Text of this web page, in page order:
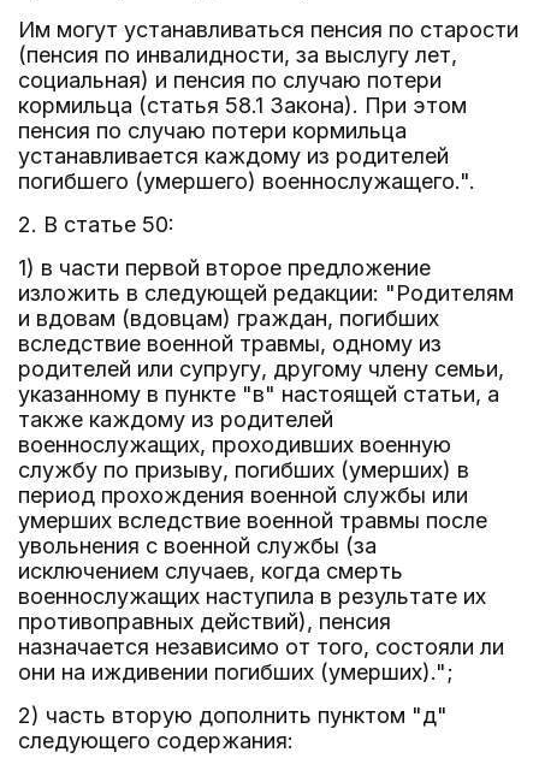
Им могут устанавливаться пенсия по старости
(пенсия по инвалидности, за выслугу лет,
социальная) и пенсия по случаю потери
кормильца (статья 58.1 Закона). При этом
пенсия по случаю потери кормильца
устанавливается каждому из родителей
погибшего (умершего) военнослужащего.".
2. В статье 50:
1) в части первой второе предложение
изложить в следующей редакции: "Родителям
и вдовам (вдовцам) граждан, погибших
вследствие военной травмы, одному из
родителей или супругу, другому члену семьи,
указанному в пункте "в" настоящей статьи, а
также каждому из родителей
военнослужащих, проходивших военную
службу по призыву, погибших (умерших) в
период прохождения военной службы или
умерших вследствие военной травмы после
увольнения с военной службы (за
исключением случаев, когда смерть
военнослужащих наступила в результате их
противоправных действий), пенсия
назначается независимо от того, состояли ли
они на иждивении погибших (умерших).";
2) часть вторую дополнить пунктом "д"
следующего содержания: